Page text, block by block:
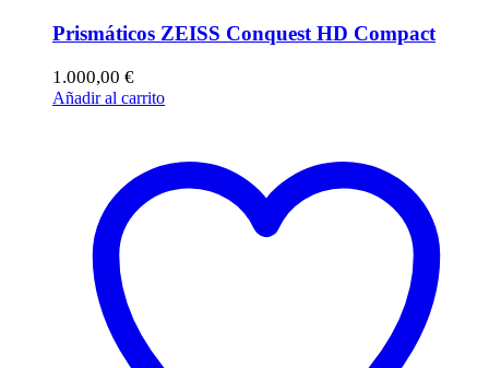
Prismáticos ZEISS Conquest HD Compact
1.000,00 €
Añadir al carrito